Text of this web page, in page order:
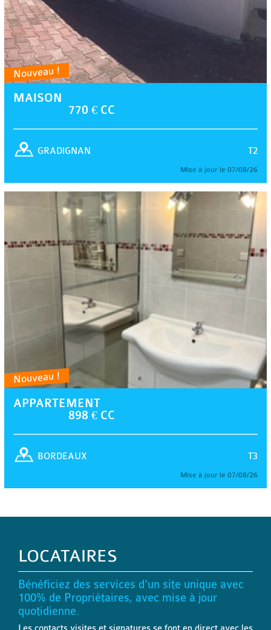
Nouveau !
MAISON
770 € CC
T2
GRADIGNAN
Mise à jour le 07/08/26
Nouveau !
APPARTEMENT
898 € CC
T3
BORDEAUX
Mise à jour le 07/08/26
LOCATAIRES
Bénéficiez des services d'un site unique avec
100% de Propriétaires, avec mise à jour
quotidienne.